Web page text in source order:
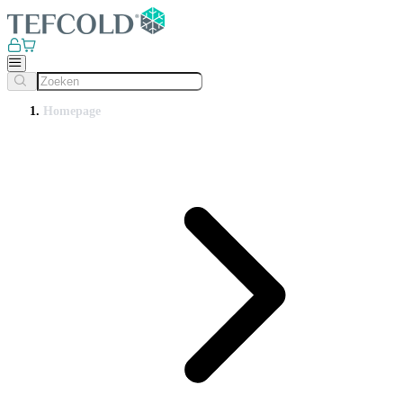
Homepage